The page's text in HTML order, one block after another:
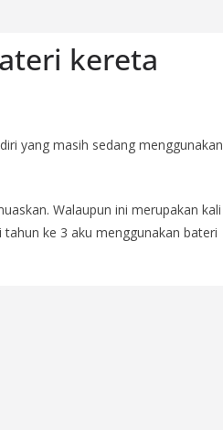
kereta
yang masih sedang menggunakan
Walaupun ini merupakan kali
ke 3 aku menggunakan bateri